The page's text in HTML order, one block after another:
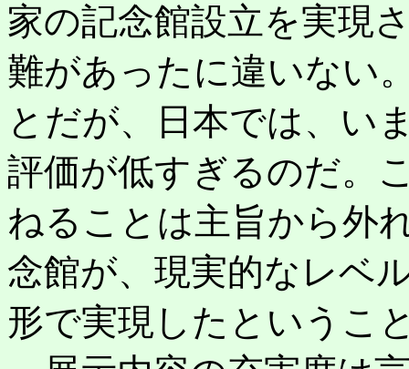
家の記念館設立を実現
難があったに違いない
とだが、日本では、い
評価が低すぎるのだ。
ねることは主旨から外
念館が、現実的なレベ
形で実現したというこ